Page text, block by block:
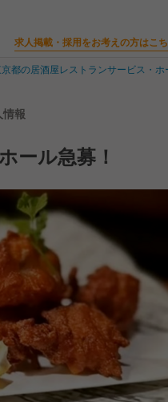
求人掲載・採用をお考えの方はこ
京都の居酒屋レストランサービス・ホ
報
ール急募！